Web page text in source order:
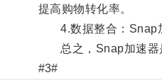
提高购物转化率。
4.数据整合：Snap加
总之，Snap加速器是
#3#